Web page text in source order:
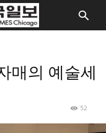
매의 예술세
52